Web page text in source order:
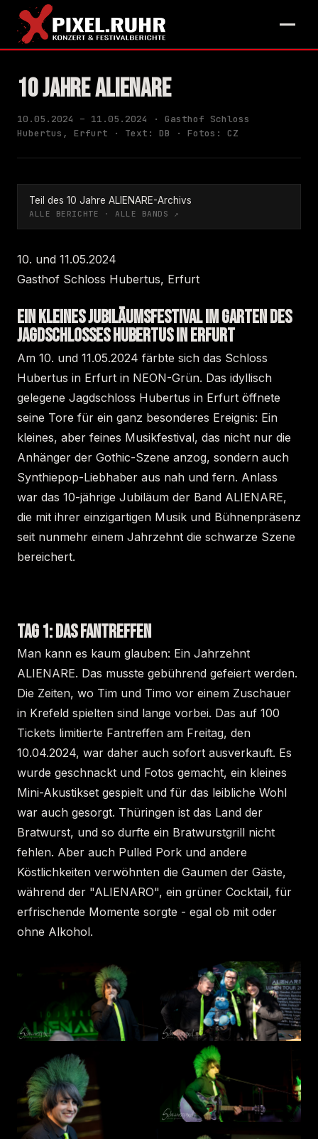
10 JAHRE ALIENARE
10.05.2024 – 11.05.2024 · Gasthof Schloss
Hubertus, Erfurt · Text: DB · Fotos: CZ
Teil des 10 Jahre ALIENARE-Archivs
ALLE BERICHTE · ALLE BANDS ↗
10. und 11.05.2024
Gasthof Schloss Hubertus, Erfurt
EIN KLEINES JUBILÄUMSFESTIVAL IM GARTEN DES
JAGDSCHLOSSES HUBERTUS IN ERFURT
Am 10. und 11.05.2024 färbte sich das Schloss
Hubertus in Erfurt in NEON-Grün. Das idyllisch
gelegene Jagdschloss Hubertus in Erfurt öffnete
seine Tore für ein ganz besonderes Ereignis: Ein
kleines, aber feines Musikfestival, das nicht nur die
Anhänger der Gothic-Szene anzog, sondern auch
Synthiepop-Liebhaber aus nah und fern. Anlass
war das 10-jährige Jubiläum der Band ALIENARE,
die mit ihrer einzigartigen Musik und Bühnenpräsenz
seit nunmehr einem Jahrzehnt die schwarze Szene
bereichert.
TAG 1: DAS FANTREFFEN
Man kann es kaum glauben: Ein Jahrzehnt
ALIENARE. Das musste gebührend gefeiert werden.
Die Zeiten, wo Tim und Timo vor einem Zuschauer
in Krefeld spielten sind lange vorbei. Das auf 100
Tickets limitierte Fantreffen am Freitag, den
10.04.2024, war daher auch sofort ausverkauft. Es
wurde geschnackt und Fotos gemacht, ein kleines
Mini-Akustikset gespielt und für das leibliche Wohl
war auch gesorgt. Thüringen ist das Land der
Bratwurst, und so durfte ein Bratwurstgrill nicht
fehlen. Aber auch Pulled Pork und andere
Köstlichkeiten verwöhnten die Gaumen der Gäste,
während der "ALIENARO", ein grüner Cocktail, für
erfrischende Momente sorgte - egal ob mit oder
ohne Alkohol.